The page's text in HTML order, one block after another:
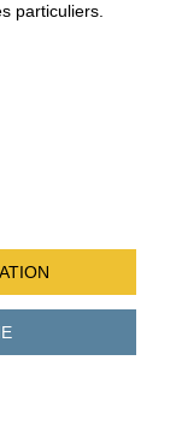
particuliers.